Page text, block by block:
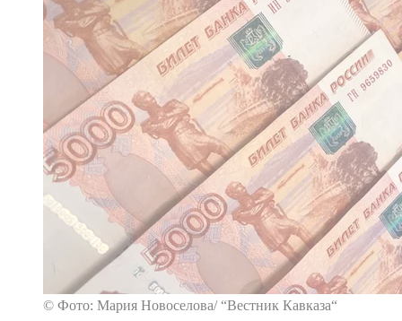
© Фото: Мария Новоселова/ “Вестник Кавказа“